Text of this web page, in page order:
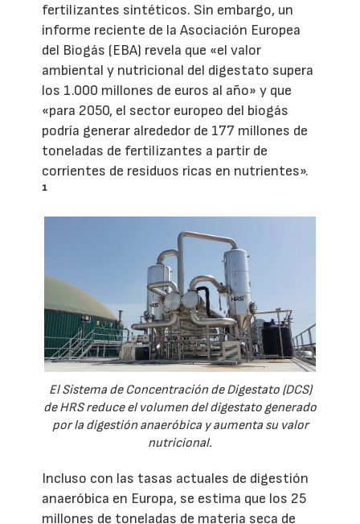
fertilizantes sintéticos. Sin embargo, un
informe reciente de la Asociación Europea
del Biogás (EBA) revela que «el valor
ambiental y nutricional del digestato supera
los 1.000 millones de euros al año» y que
«para 2050, el sector europeo del biogás
podría generar alrededor de 177 millones de
toneladas de fertilizantes a partir de
corrientes de residuos ricas en nutrientes».
¹
El Sistema de Concentración de Digestato (DCS)
de HRS reduce el volumen del digestato generado
por la digestión anaeróbica y aumenta su valor
nutricional.
Incluso con las tasas actuales de digestión
anaeróbica en Europa, se estima que los 25
millones de toneladas de materia seca de